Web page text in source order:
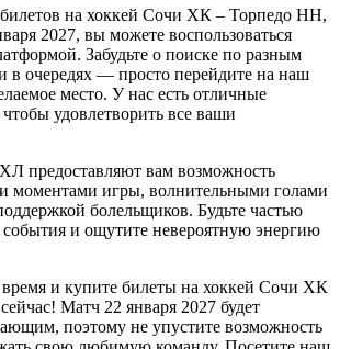
на хоккей Сочи ХК – Торпедо НН,
2027, вы можете воспользоваться
Забудьте о поиске по разным
в очередях — просто перейдите на наш
место. У нас есть отличные
удовлетворить все ваши
предоставляют вам возможность
моментами игры, волнительными голами
болельщиков. Будьте частью
события и ощутите невероятную энергию
время и купите билеты на хоккей Сочи ХК
Матч 22 января 2027 будет
поэтому не упустите возможность